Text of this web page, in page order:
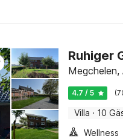
Ruhiger
Megchelen,
4.7 / 5
Villa · 10
Wellness